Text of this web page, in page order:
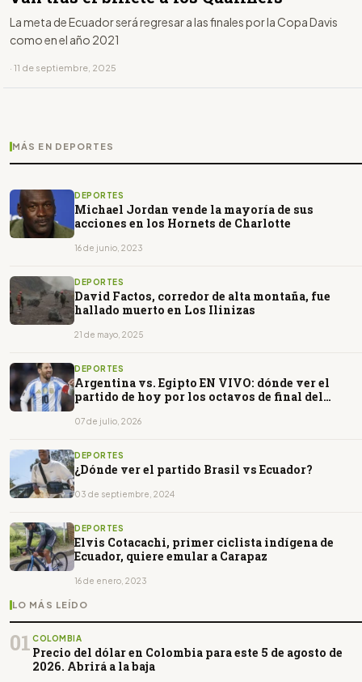
La meta de Ecuador será regresar a las finales por la Copa Davis
como en el año 2021
· 11 de septiembre, 2025
MÁS EN DEPORTES
DEPORTES
Michael Jordan vende la mayoría de sus
acciones en los Hornets de Charlotte
16 de junio, 2023
DEPORTES
David Factos, corredor de alta montaña, fue
hallado muerto en Los Ilinizas
21 de mayo, 2025
DEPORTES
Argentina vs. Egipto EN VIVO: dónde ver el
partido de hoy por los octavos de final del
07 de julio, 2026
DEPORTES
¿Dónde ver el partido Brasil vs Ecuador?
03 de septiembre, 2024
DEPORTES
Elvis Cotacachi, primer ciclista indígena de
Ecuador, quiere emular a Carapaz
16 de enero, 2023
LO MÁS LEÍDO
01 COLOMBIA
Precio del dólar en Colombia para este 5 de agosto de
2026. Abrirá a la baja